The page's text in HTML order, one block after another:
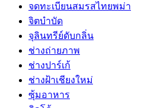
จดทะเบียนสมรสไทยพม่า
จิตบำบัด
จุลินทรีย์ดับกลิ่น
ช่างถ่ายภาพ
ช่างปาร์เก้
ช่างฝ้าเชียงใหม่
ซุ้มอาหาร